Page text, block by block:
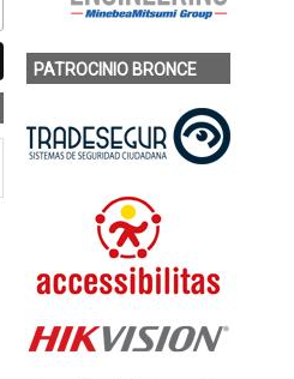
PATROCINIO BRONCE